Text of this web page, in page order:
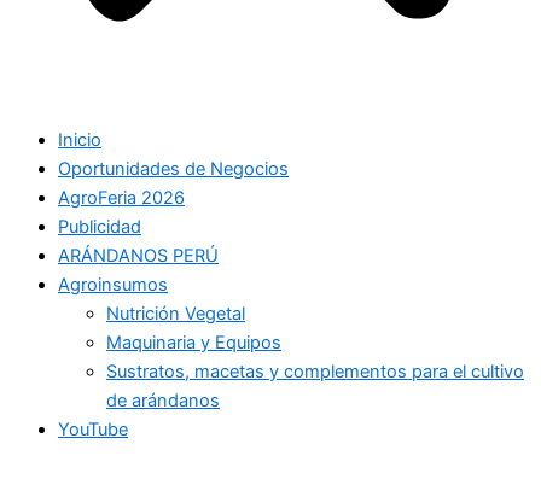
Inicio
Oportunidades de Negocios
AgroFeria 2026
Publicidad
ARÁNDANOS PERÚ
Agroinsumos
Nutrición Vegetal
Maquinaria y Equipos
Sustratos, macetas y complementos para el cultivo
de arándanos
YouTube